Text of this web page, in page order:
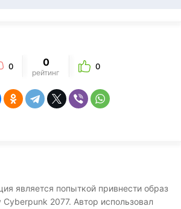
0 0
рейтинг
0
является попыткой привнести образ
2077. Автор использовал